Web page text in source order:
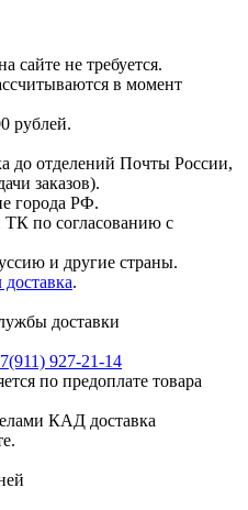
сайте не требуется.
в момент
рублей.
до отделений Почты России,
заказов).
города РФ.
по согласованию с
и другие страны.
доставка.
927-21-14
по предоплате товара
КАД доставка